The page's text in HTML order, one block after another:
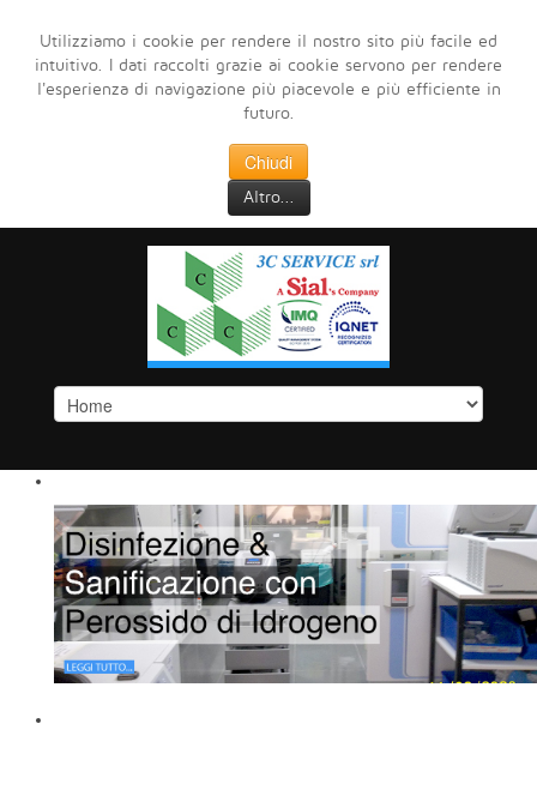
Utilizziamo i cookie per rendere il nostro sito più facile ed
intuitivo. I dati raccolti grazie ai cookie servono per rendere
l'esperienza di navigazione più piacevole e più efficiente in
futuro.
Chiudi
Altro...